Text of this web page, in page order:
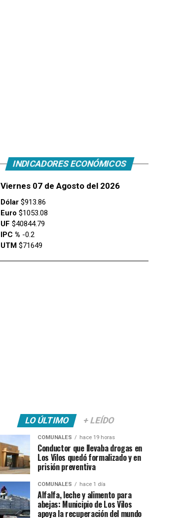
INDICADORES ECONÓMICOS
Viernes 07 de Agosto del 2026
Dólar $913.86
Euro $1053.08
UF $40844.79
IPC % -0.2
UTM $71649
LO ÚLTIMO + LEÍDO
COMUNALES hace 19 horas
Conductor que llevaba drogas en
Los Vilos quedó formalizado y en
prisión preventiva
COMUNALES hace 1 día
Alfalfa, leche y alimento para
abejas: Municipio de Los Vilos
apoya la recuperación del mundo